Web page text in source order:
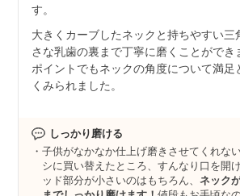
す。
大きくカーブしたネックと持ちやすい三
さな乳歯の裏まで丁寧に磨くことができ
ポイントでもネックの角度について満足
くみられました。
しっかり磨ける
子供がなかなか仕上げ磨きさせてくれな
シに買い替えたところ、すんなり口を開
ッド部分が小さいのはもちろん、ネック